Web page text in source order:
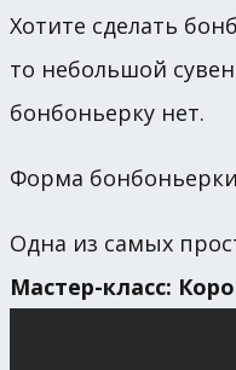
Хотите сделать
то небольшой
бонбоньерку нет.
Форма
Одна из самых
Мастер-класс: